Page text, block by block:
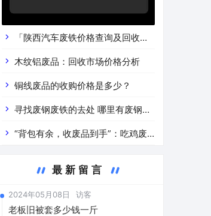
「陕西汽车废铁价格查询及回收渠
道分析」 陕西车辆废铁价是什么
木纹铝废品：回收市场价格分析
铜线废品的收购价格是多少？
寻找废钢废铁的去处 哪里有废钢废
铁 “背包有余，收废品到手”：吃鸡废
最新留言
2024年05月08日 访客
老板旧被套多少钱一斤